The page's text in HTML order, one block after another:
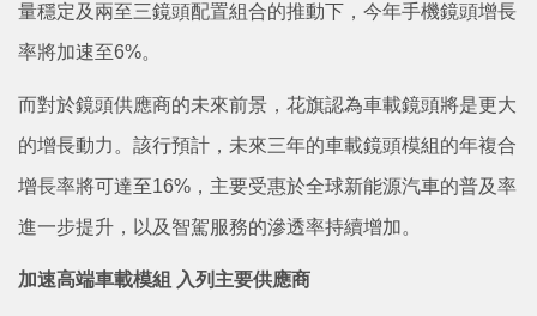
量穩定及兩至三鏡頭配置組合的推動下，今年手機鏡頭增長
率將加速至6%。
而對於鏡頭供應商的未來前景，花旗認為車載鏡頭將是更大
的增長動力。該行預計，未來三年的車載鏡頭模組的年複合
增長率將可達至16%，主要受惠於全球新能源汽車的普及率
進一步提升，以及智駕服務的滲透率持續增加。
加速高端車載模組 入列主要供應商